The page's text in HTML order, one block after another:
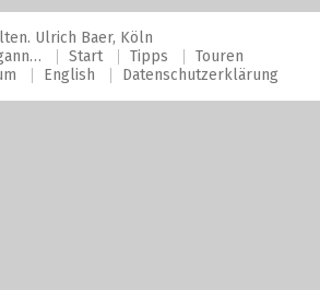
Ulrich Baer, Köln
Start Tipps
Touren
English Datenschutzerklärung